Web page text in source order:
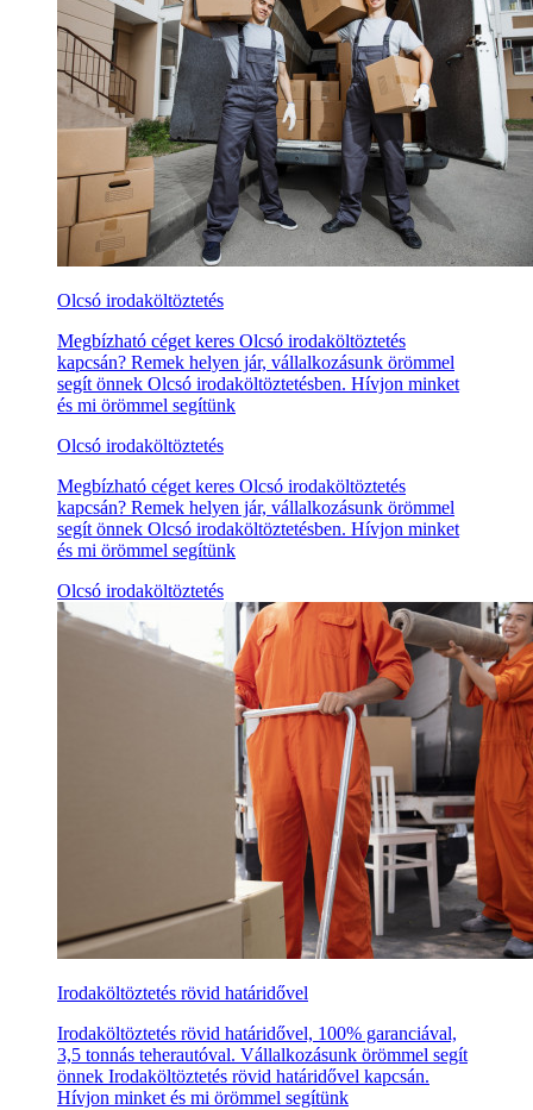
Olcsó irodaköltöztetés
Megbízható céget keres Olcsó irodaköltöztetés
kapcsán? Remek helyen jár, vállalkozásunk örömmel
segít önnek Olcsó irodaköltöztetésben. Hívjon minket
és mi örömmel segítünk
Olcsó irodaköltöztetés
Megbízható céget keres Olcsó irodaköltöztetés
kapcsán? Remek helyen jár, vállalkozásunk örömmel
segít önnek Olcsó irodaköltöztetésben. Hívjon minket
és mi örömmel segítünk
Olcsó irodaköltöztetés
Irodaköltöztetés rövid határidővel
Irodaköltöztetés rövid határidővel, 100% garanciával,
3,5 tonnás teherautóval. Vállalkozásunk örömmel segít
önnek Irodaköltöztetés rövid határidővel kapcsán.
Hívjon minket és mi örömmel segítünk